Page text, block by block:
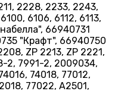
2228, 2233, 2243,
6106, 6112, 6113,
66940731
"Крафт", 66940750
ZP 2213, ZP 2221,
2, 7991-2, 2009034,
74018, 77012,
77022, А2501,